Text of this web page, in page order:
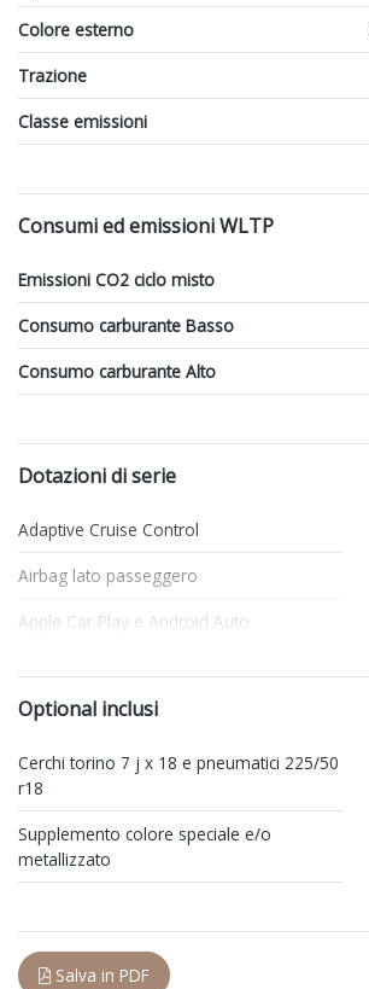
Colore esterno
Trazione
Classe emissioni
Consumi ed emissioni WLTP
Emissioni CO2 ciclo misto
Consumo carburante Basso
Consumo carburante Alto
Dotazioni di serie
Adaptive Cruise Control
Airbag lato passeggero
Apple Car Play e Android Auto
Climatizzatore Automatico
Cristalli atermici
Fari con accensione automatica + sensore
pioggia
Illuminazione ambientale
Partenza in salita assistita
Optional inclusi
Cerchi torino 7 j x 18 e pneumatici 225/50
r18
Supplemento colore speciale e/o
metallizzato
Salva in PDF